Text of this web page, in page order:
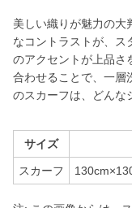
美しい織りが魅力の大
なコントラストが、ス
のアクセントが上品さ
合わせることで、一層
のスカーフは、どんな
サイズ
スカーフ